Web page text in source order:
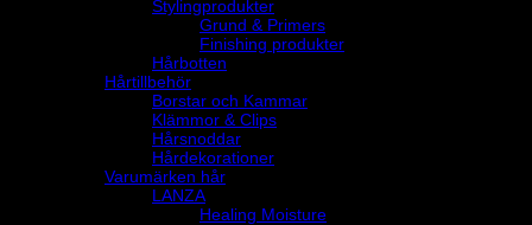
Stylingprodukter
Grund & Primers
Finishing produkter
Hårbotten
Hårtillbehör
Borstar och Kammar
Klämmor & Clips
Hårsnoddar
Hårdekorationer
Varumärken hår
LANZA
Healing Moisture